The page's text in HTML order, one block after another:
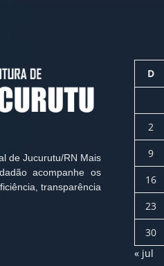
de Jucurutu/RN Mais
acompanhe os
transparência
D
2
9
16
23
30
« jul